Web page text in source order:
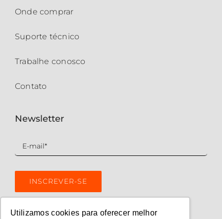
Utilizamos cookies para oferecer melhor
Onde comprar
Suporte técnico
Trabalhe conosco
Contato
Newsletter